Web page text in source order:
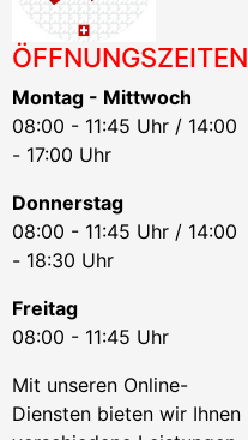
ÖFFNUNGSZEITEN
Montag - Mittwoch
08:00 - 11:45 Uhr / 14:00
- 17:00 Uhr
Donnerstag
08:00 - 11:45 Uhr / 14:00
- 18:30 Uhr
Freitag
08:00 - 11:45 Uhr
Mit unseren Online-
Diensten bieten wir Ihnen